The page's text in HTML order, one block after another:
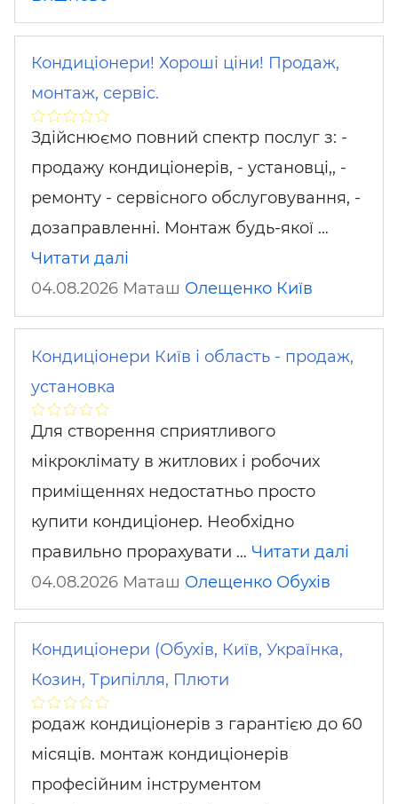
Кондиціонери! Хороші ціни! Продаж,
монтаж, сервіс.
Здійснюємо повний спектр послуг з: -
продажу кондиціонерів, - установці,, -
ремонту - сервісного обслуговування, -
дозаправленні. Монтаж будь-якої …
Читати далі
04.08.2026 Маташ Олещенко Київ
Кондиціонери Київ і область - продаж,
установка
Для створення сприятливого
мікроклімату в житлових і робочих
приміщеннях недостатньо просто
купити кондиціонер. Необхідно
правильно прорахувати … Читати далі
04.08.2026 Маташ Олещенко Обухів
Кондиціонери (Обухів, Київ, Українка,
Козин, Трипілля, Плюти
родаж кондиціонерів з гарантією до 60
місяців. монтаж кондиціонерів
професійним інструментом